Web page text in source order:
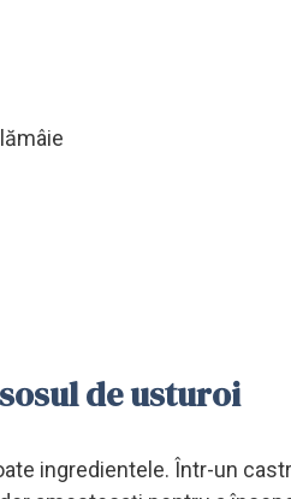
de usturoi
ingredientele. Într-un